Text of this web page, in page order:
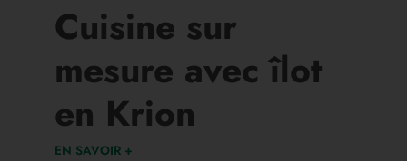
Cuisine sur
mesure avec îlot
en Krion
EN SAVOIR +